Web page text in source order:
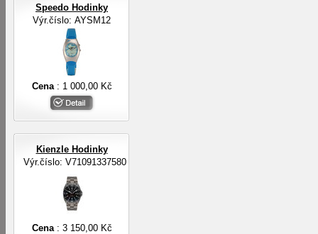
Speedo Hodinky
Výr.číslo: AYSM12
Cena : 1 000,00 Kč
Kienzle Hodinky
Výr.číslo: V71091337580
Cena : 3 150,00 Kč